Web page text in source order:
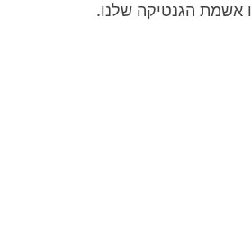
אשמת הגנטיקה שלנו.